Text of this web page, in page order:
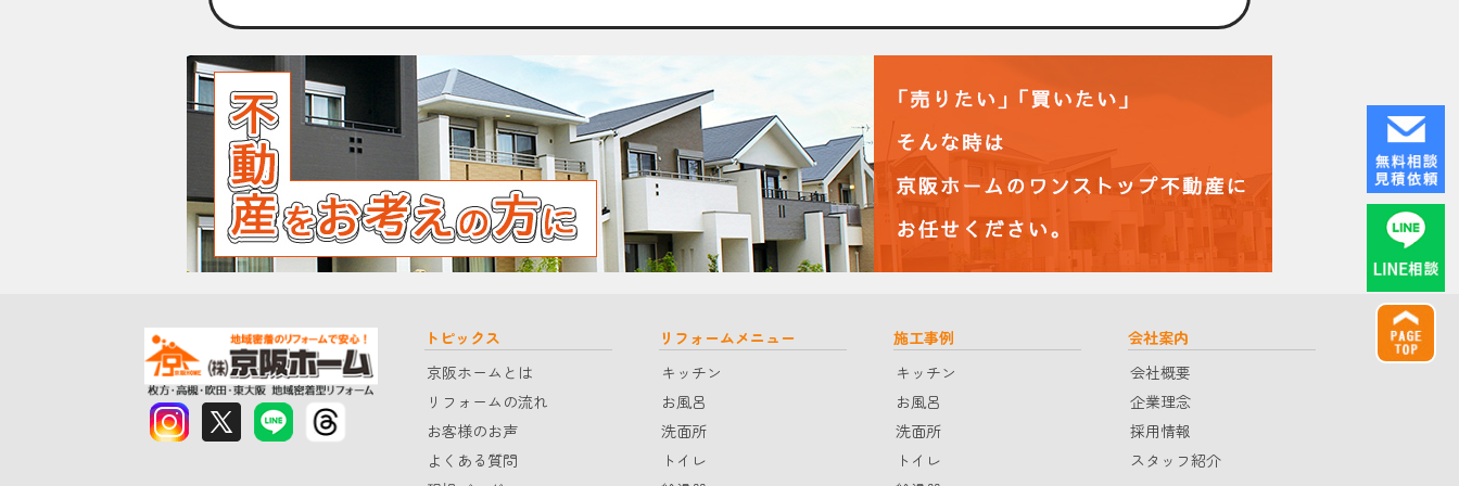
トピックス
京阪ホームとは
リフォームの流れ
お客様のお声
よくある質問
リフォームメニュー
キッチン
お風呂
洗面所
トイレ
施工事例
キッチン
お風呂
洗面所
トイレ
会社案内
会社概要
企業理念
採用情報
スタッフ紹介